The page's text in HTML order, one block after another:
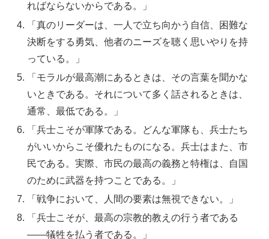
ればならないからである。」
「真のリーダーは、一人で立ち向かう自信、困難な
決断をする勇気、他者のニーズを聴く思いやりを持
っている。」
「モラルが最高潮にあるときは、その言葉を聞かな
いときである。それについて多く話されるときは、
通常、最低である。」
「兵士こそが軍隊である。どんな軍隊も、兵士たち
がいいからこそ優れたものになる。兵士はまた、市
民である。実際、市民の最高の義務と特権は、自国
のために武器を持つことである。」
「戦争において、人間の要素は無視できない。」
「兵士こそが、最高の宗教的教えの行う者である
――犠牲を払う者である。」